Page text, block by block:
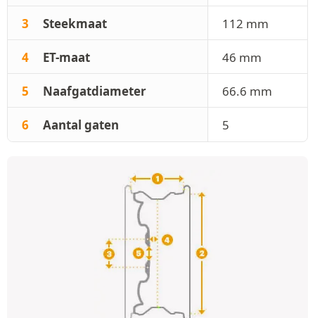
3 Steekmaat 112 mm
4 ET-maat 46 mm
5 Naafgatdiameter 66.6 mm
6 Aantal gaten 5